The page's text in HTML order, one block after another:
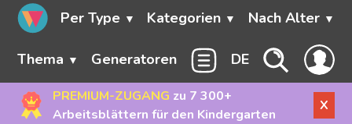
Per Type Kategorien Nach Alter
Thema Generatoren DE
PREMIUM-ZUGANG zu 7 300+
Arbeitsblättern für den Kindergarten
X